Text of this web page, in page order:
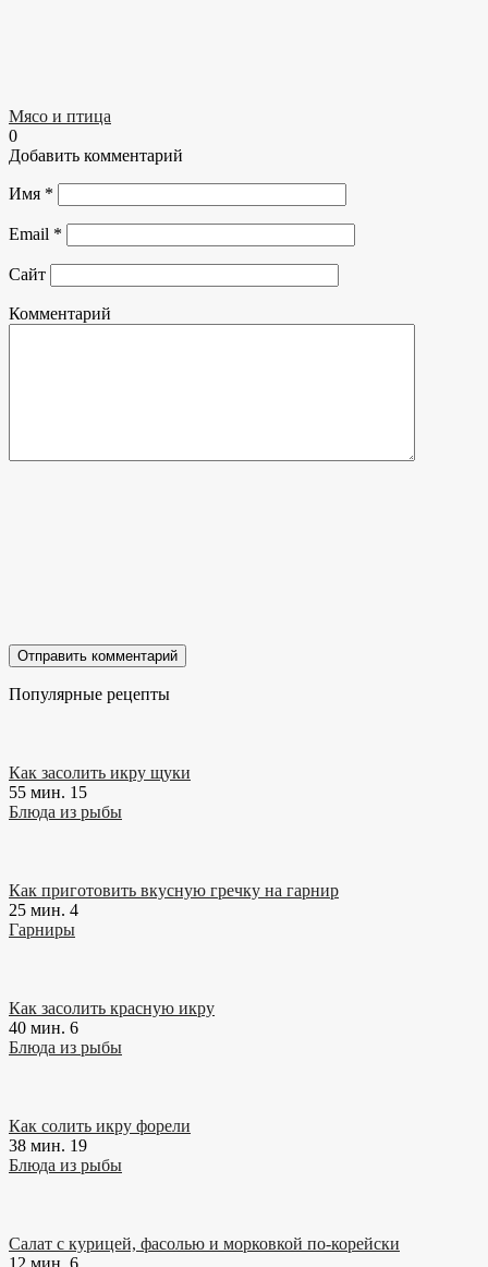
Мясо и птица
0
Добавить комментарий
Имя *
Email *
Сайт
Комментарий
Популярные рецепты
Как засолить икру щуки
55 мин. 15
Блюда из рыбы
Как приготовить вкусную гречку на гарнир
25 мин. 4
Гарниры
Как засолить красную икру
40 мин. 6
Блюда из рыбы
Как солить икру форели
38 мин. 19
Блюда из рыбы
Салат с курицей, фасолью и морковкой по-корейски